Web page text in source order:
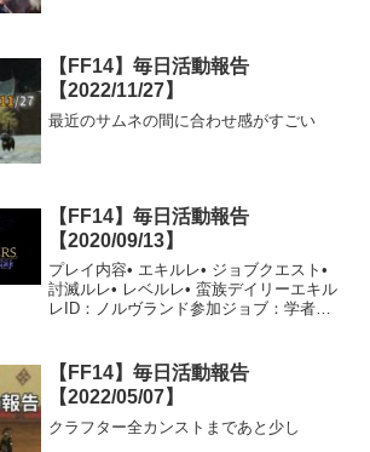
【FF14】毎日活動報告
【2022/11/27】
最近のサムネの間に合わせ感がすごい
【FF14】毎日活動報告
【2020/09/13】
プレイ内容• エキルレ• ジョブクエスト•
討滅ルレ• レベルレ• 蛮族デイリーエキル
レID：ノルヴランド参加ジョブ：学者ち
学者のILは上がっていないので、ノルヴ
ランド...
【FF14】毎日活動報告
【2022/05/07】
クラフター全カンストまであと少し